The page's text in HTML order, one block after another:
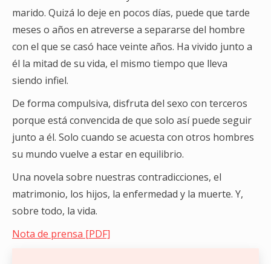
marido. Quizá lo deje en pocos días, puede que tarde
meses o años en atreverse a separarse del hombre
con el que se casó hace veinte años. Ha vivido junto a
él la mitad de su vida, el mismo tiempo que lleva
siendo infiel.
De forma compulsiva, disfruta del sexo con terceros
porque está convencida de que solo así puede seguir
junto a él. Solo cuando se acuesta con otros hombres
su mundo vuelve a estar en equilibrio.
Una novela sobre nuestras contradicciones, el
matrimonio, los hijos, la enfermedad y la muerte. Y,
sobre todo, la vida.
Nota de prensa [PDF]